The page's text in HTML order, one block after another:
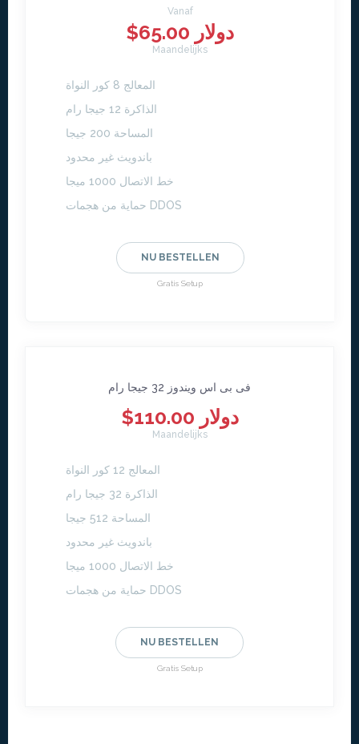
Vanaf
$65.00 دولار
Maandelijks
المعالج 8 كور النواة
الذاكرة 12 جيجا رام
المساحة 200 جيجا
باندويث غير محدود
خط الاتصال 1000 ميجا
حماية من هجمات DDOS
NU BESTELLEN
Gratis Setup
فى بى اس ويندوز 32 جيجا رام
$110.00 دولار
Maandelijks
المعالج 12 كور النواة
الذاكرة 32 جيجا رام
المساحة 512 جيجا
باندويث غير محدود
خط الاتصال 1000 ميجا
حماية من هجمات DDOS
NU BESTELLEN
Gratis Setup